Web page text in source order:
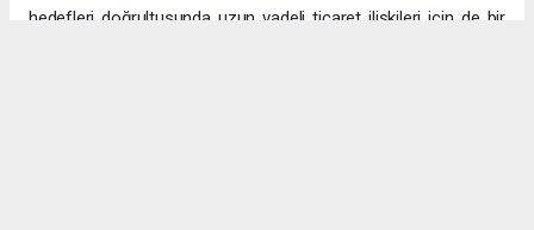
hedefleri doğrultusunda uzun vadeli ticaret ilişkileri için de bir